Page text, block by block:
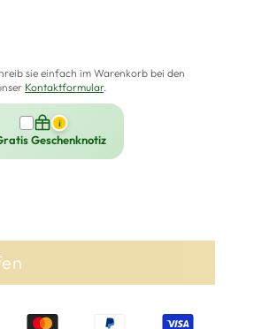
sie einfach im Warenkorb bei den
Kontaktformular.
i
Geschenknotiz